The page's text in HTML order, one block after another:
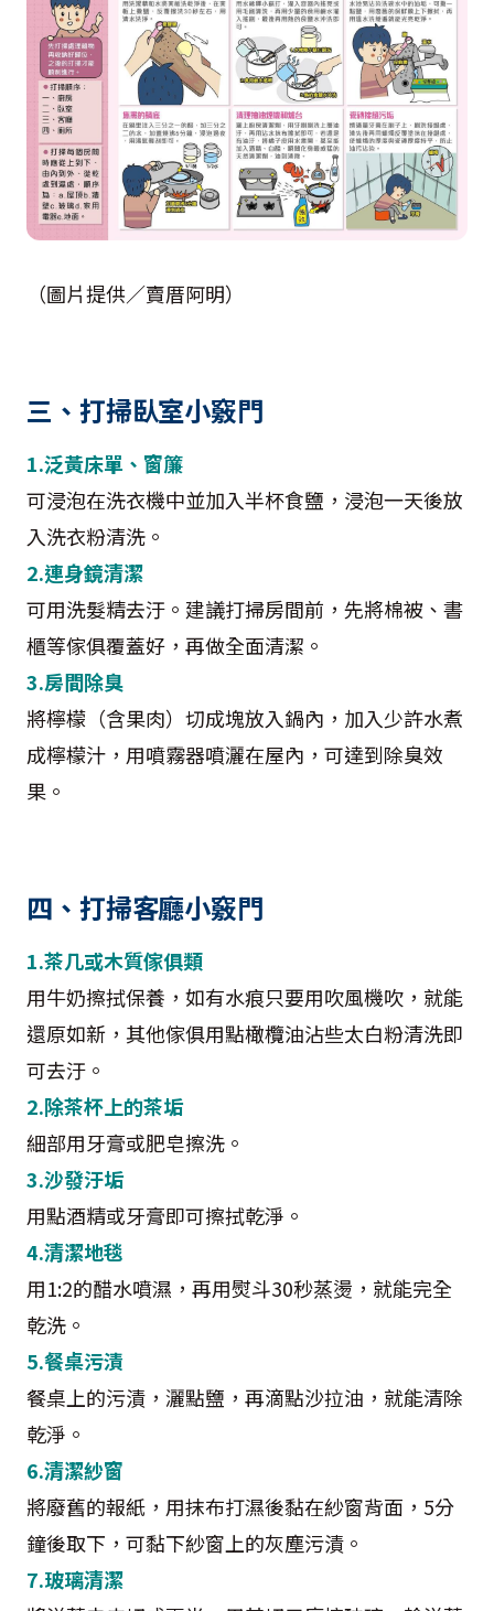
（圖片提供／賣厝阿明）
三、打掃臥室小竅門
1.泛黃床單、窗簾
可浸泡在洗衣機中並加入半杯食鹽，浸泡一天後放
入洗衣粉清洗。
2.連身鏡清潔
可用洗髮精去汙。建議打掃房間前，先將棉被、書
櫃等傢俱覆蓋好，再做全面清潔。
3.房間除臭
將檸檬（含果肉）切成塊放入鍋內，加入少許水煮
成檸檬汁，用噴霧器噴灑在屋內，可達到除臭效
果。
四、打掃客廳小竅門
1.茶几或木質傢俱類
用牛奶擦拭保養，如有水痕只要用吹風機吹，就能
還原如新，其他傢俱用點橄欖油沾些太白粉清洗即
可去汙。
2.除茶杯上的茶垢
細部用牙膏或肥皂擦洗。
3.沙發汙垢
用點酒精或牙膏即可擦拭乾淨。
4.清潔地毯
用1:2的醋水噴濕，再用熨斗30秒蒸燙，就能完全
乾洗。
5.餐桌污漬
餐桌上的污漬，灑點鹽，再滴點沙拉油，就能清除
乾淨。
6.清潔紗窗
將廢舊的報紙，用抹布打濕後黏在紗窗背面，5分
鐘後取下，可黏下紗窗上的灰塵污漬。
7.玻璃清潔